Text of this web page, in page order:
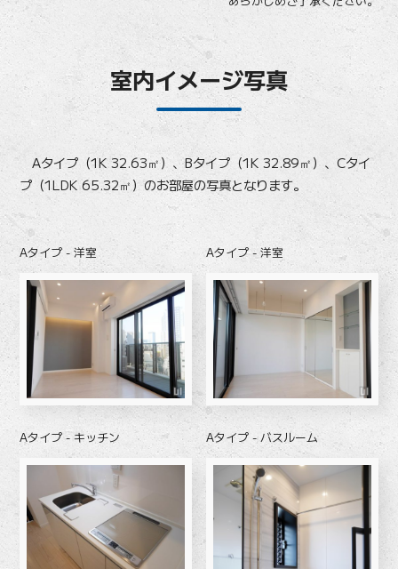
室内イメージ写真
Aタイプ（1K 32.63㎡）、Bタイプ（1K 32.89㎡）、Cタイ
プ（1LDK 65.32㎡）のお部屋の写真となります。
Aタイプ - 洋室 Aタイプ - 洋室
Aタイプ - キッチン Aタイプ - バスルーム